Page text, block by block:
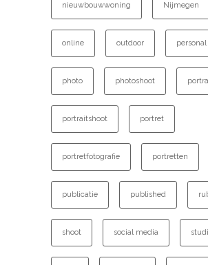
nieuwbouwwoning Nijmegen
online outdoor personal
photo photoshoot
portraitshoot portret
portretfotografie portretten
publicatie published
shoot social media